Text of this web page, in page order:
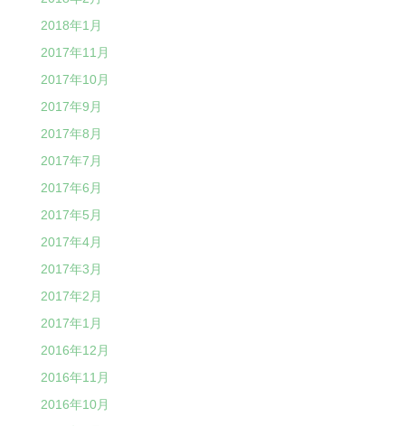
2018年1月
2017年11月
2017年10月
2017年9月
2017年8月
2017年7月
2017年6月
2017年5月
2017年4月
2017年3月
2017年2月
2017年1月
2016年12月
2016年11月
2016年10月